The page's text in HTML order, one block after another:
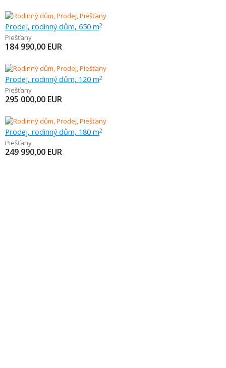
Prodej, rodinný dům, 650 m2
Piešťany
184 990,00 EUR
Prodej, rodinný dům, 120 m2
Piešťany
295 000,00 EUR
Prodej, rodinný dům, 180 m2
Piešťany
249 990,00 EUR